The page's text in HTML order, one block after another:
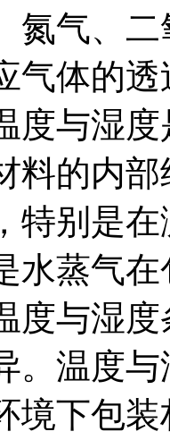
氮气、
气体的
度与湿
料的内
特别是
水蒸气
度与湿
。温度
境下包